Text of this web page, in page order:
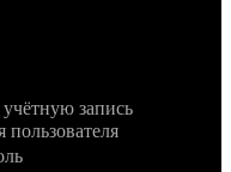
запись